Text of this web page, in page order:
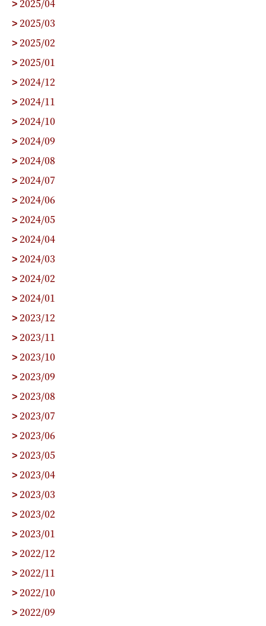
> 2025/04
> 2025/03
> 2025/02
> 2025/01
> 2024/12
> 2024/11
> 2024/10
> 2024/09
> 2024/08
> 2024/07
> 2024/06
> 2024/05
> 2024/04
> 2024/03
> 2024/02
> 2024/01
> 2023/12
> 2023/11
> 2023/10
> 2023/09
> 2023/08
> 2023/07
> 2023/06
> 2023/05
> 2023/04
> 2023/03
> 2023/02
> 2023/01
> 2022/12
> 2022/11
> 2022/10
> 2022/09